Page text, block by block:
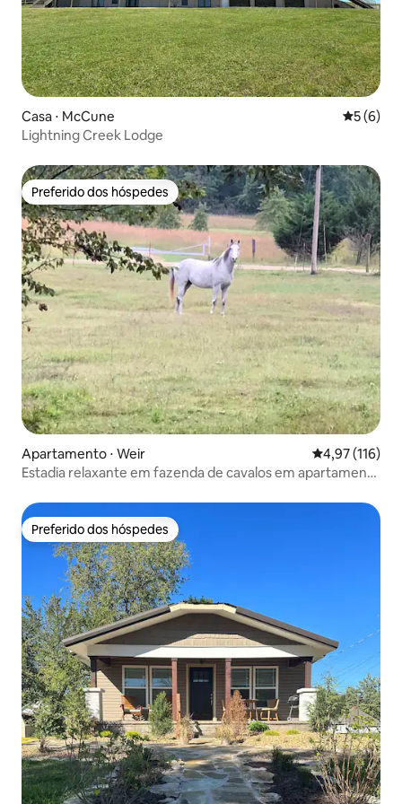
Casa ⋅ McCune 5 de
5 (6)
Lightning Creek Lodge
Preferido dos hóspedes
Preferido dos hóspedes
Apartamento ⋅ Weir 4,97 de uma
4,97 (116)
Estadia relaxante em fazenda de cavalos em apartamento
Preferido dos hóspedes
Preferido dos hóspedes